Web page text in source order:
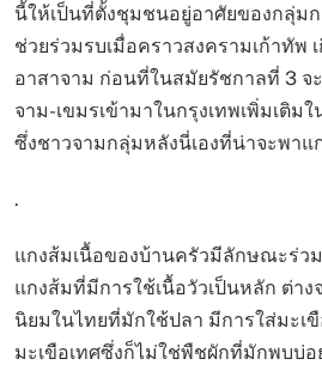
นี้ให้เป็นที่ตั้งชุมชนอยู่อาศัยของกลุ่ม
ช่วยร่วมรบเมื่อคราวสงครามเก้าทัพ
อาสาจาม ก่อนที่ในสมัยรัชกาลที่ 3 จ
จาม-เขมรเข้ามาในกรุงเทพเพิ่มเติม
ซึ่งชาวจามกลุ่มหลังนี่เองที่น่าจะพาแ
.
แกงส้มเนื้อของบ้านครัวมีลักษณะร่ว
แกงส้มที่มีการใช้เนื้อวัวเป็นหลัก ต่า
นิยมในไทยที่มักใช้ปลา มีการใส่มะเ
มะเขือเทศซึ่งก็ไม่ใช่พืชผักที่มักพบบ่